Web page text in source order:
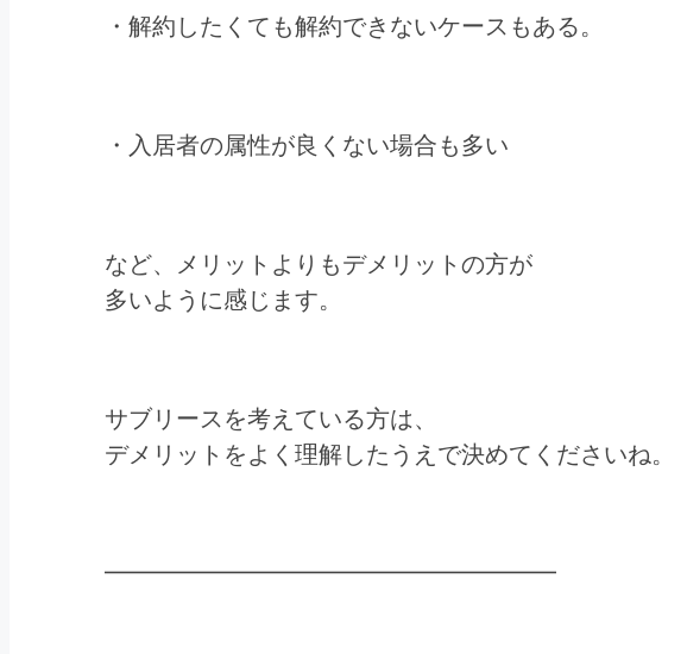
・解約したくても解約できないケースもある。
・入居者の属性が良くない場合も多い
など、メリットよりもデメリットの方が
多いように感じます。
サブリースを考えている方は、
デメリットをよく理解したうえで決めてくださいね。
━━━━━━━━━━━━━━━━━━━